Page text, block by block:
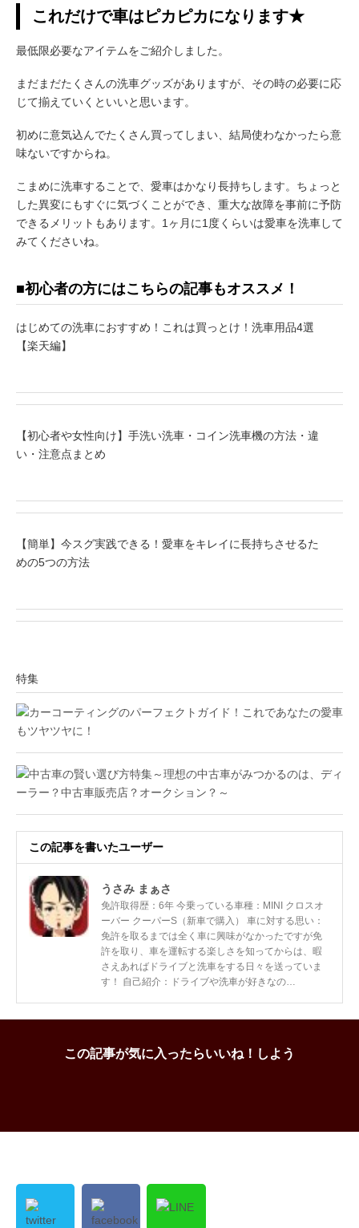
これだけで車はピカピカになります★
最低限必要なアイテムをご紹介しました。
まだまだたくさんの洗車グッズがありますが、その時の必要に応
じて揃えていくといいと思います。
初めに意気込んでたくさん買ってしまい、結局使わなかったら意
味ないですからね。
こまめに洗車することで、愛車はかなり長持ちします。ちょっと
した異変にもすぐに気づくことができ、重大な故障を事前に予防
できるメリットもあります。1ヶ月に1度くらいは愛車を洗車して
みてくださいね。
■初心者の方にはこちらの記事もオススメ！
はじめての洗車におすすめ！これは買っとけ！洗車用品4選
【楽天編】
【初心者や女性向け】手洗い洗車・コイン洗車機の方法・違
い・注意点まとめ
【簡単】今スグ実践できる！愛車をキレイに長持ちさせるた
めの5つの方法
特集
この記事を書いたユーザー
うさみ まぁさ
免許取得歴：6年 今乗っている車種：MINI クロスオ
ーバー クーパーS（新車で購入） 車に対する思い：
免許を取るまでは全く車に興味がなかったですが免
許を取り、車を運転する楽しさを知ってからは、暇
さえあればドライブと洗車をする日々を送っていま
す！ 自己紹介：ドライブや洗車が好きなの…
この記事が気に入ったらいいね！しよう